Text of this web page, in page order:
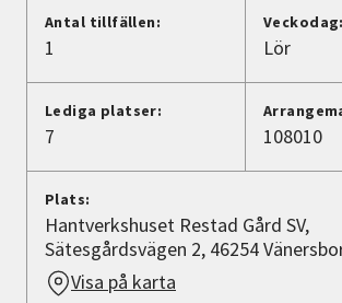
Lyssna
Antal tillfällen:
1
Veckodag:
Lör
Lediga platser:
7 108010
Plats:
Hantverkshuset Restad Gård SV,
Sätesgårdsvägen 2, 46254
Visa på karta